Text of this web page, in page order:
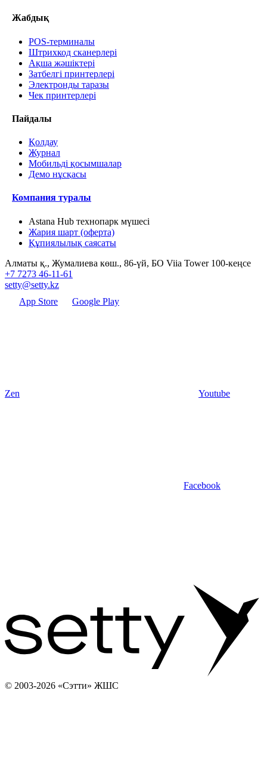
Жабдық
POS-терминалы
Штрихкод сканерлері
Ақша жәшіктері
Затбелгі принтерлері
Электронды таразы
Чек принтерлері
Пайдалы
Қолдау
Журнал
Мобильді қосымшалар
Демо нұсқасы
Компания туралы
Astana Hub технопарк мүшесі
Жария шарт (оферта)
Құпиялылық саясаты
Алматы қ., Жумалиева көш., 86-үй, БО Viia Tower 100-кеңсе
+7 7273 46-11-61
setty@setty.kz
App Store
Google Play
Zen Youtube
Facebook
© 2003-2026 «Сэтти» ЖШС